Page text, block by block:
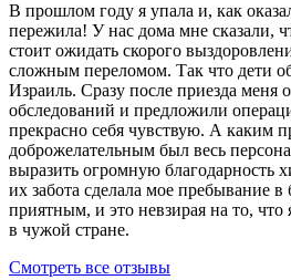
В прошлом году я упала и, как
пережила! У нас дома мне сказали,
стоит ожидать скорого
сложным переломом. Так что дети
Израиль. Сразу после приезда меня
обследований и предложили
прекрасно себя чувствую. А каким
доброжелательным был весь
выразить огромную благодарность
их забота сделала мое пребывание
приятным, и это невзирая на то, что
в чужой стране.
Смотреть все отзывы